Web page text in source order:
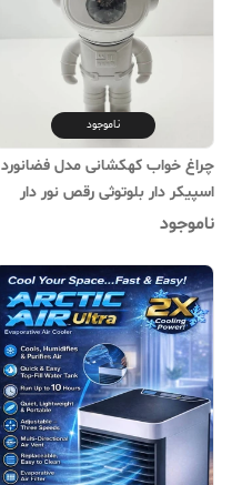
ناموجود
چراغ خواب کهکشانی مدل فضانورد
اسپیکر دار بلوتوثی رقص نور دار
ناموجود